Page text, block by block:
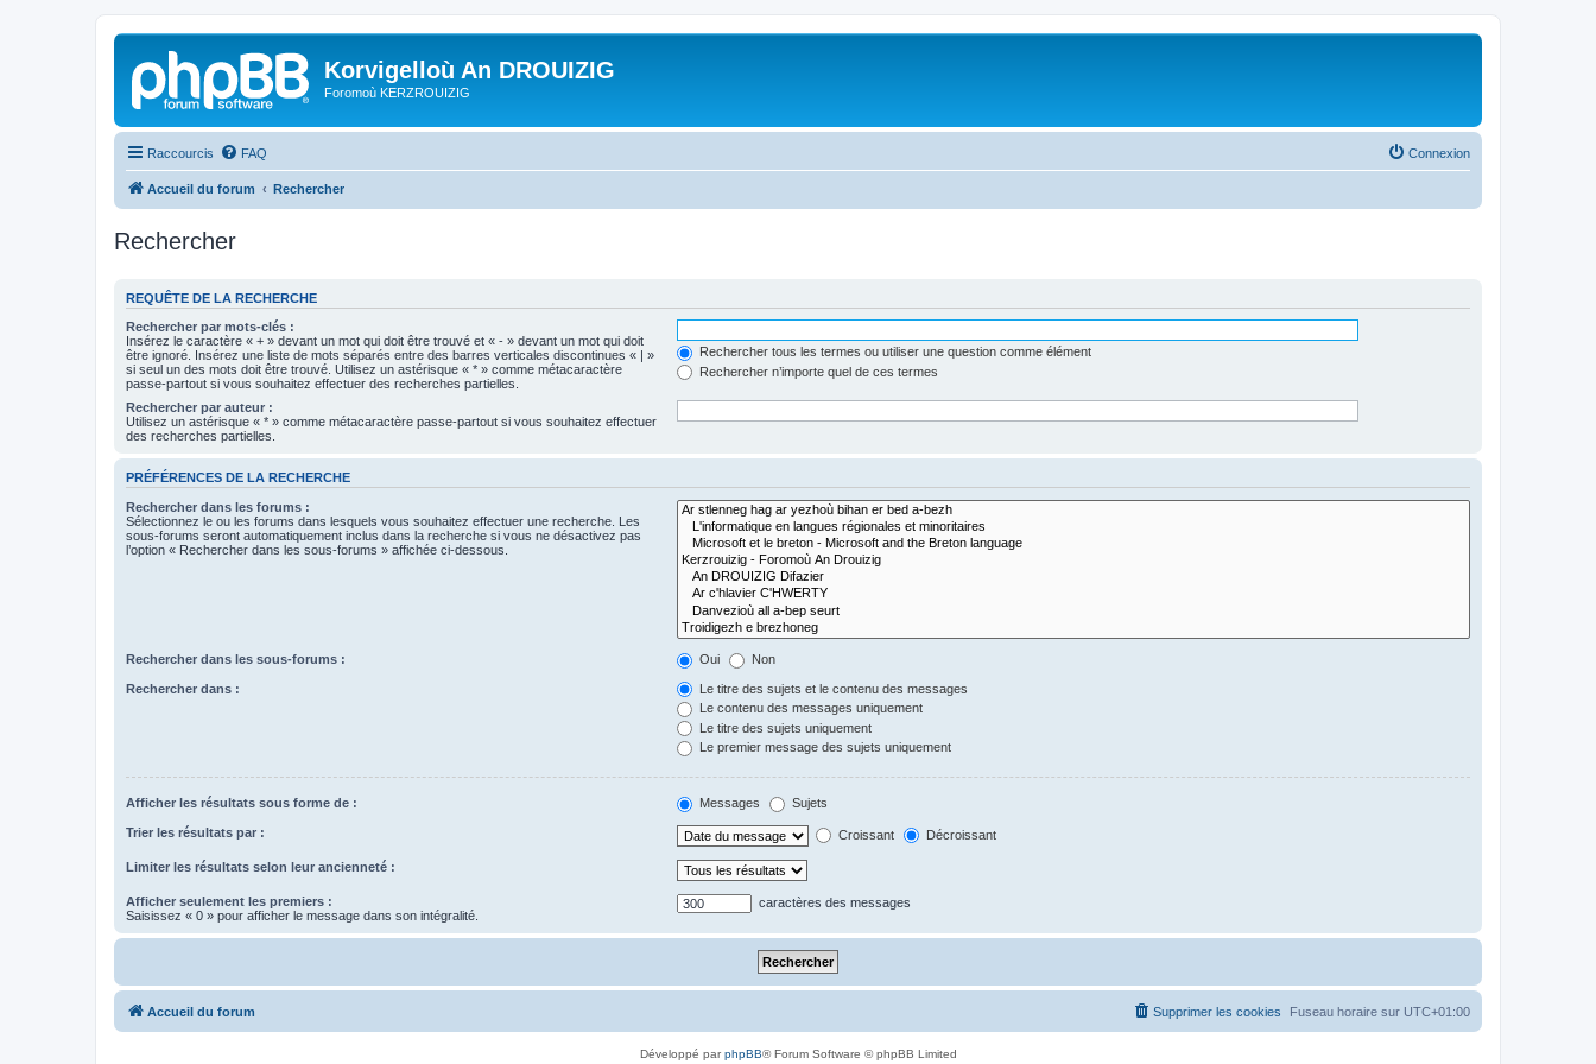
Korvigelloù An DROUIZIG
Foromoù KERZROUIZIG
Raccourcis FAQ Connexion
Accueil du forum Rechercher
Rechercher
REQUÊTE DE LA RECHERCHE
Rechercher par mots-clés :
Insérez le caractère « + » devant un mot qui doit être trouvé et « - » devant un mot qui doit
être ignoré. Insérez une liste de mots séparés entre des barres verticales discontinues « | »
si seul un des mots doit être trouvé. Utilisez un astérisque « * » comme métacaractère
passe-partout si vous souhaitez effectuer des recherches partielles.
Rechercher tous les termes ou utiliser une question comme élément
Rechercher n’importe quel de ces termes
Rechercher par auteur :
Utilisez un astérisque « * » comme métacaractère passe-partout si vous souhaitez effectuer
des recherches partielles.
PRÉFÉRENCES DE LA RECHERCHE
Rechercher dans les forums :
Sélectionnez le ou les forums dans lesquels vous souhaitez effectuer une recherche. Les
sous-forums seront automatiquement inclus dans la recherche si vous ne désactivez pas
l’option « Rechercher dans les sous-forums » affichée ci-dessous.
Rechercher dans les sous-forums : Oui Non
Rechercher dans :
Le titre des sujets et le contenu des messages
Le contenu des messages uniquement
Le titre des sujets uniquement
Le premier message des sujets uniquement
Afficher les résultats sous forme de : Messages Sujets
Trier les résultats par : Croissant Décroissant
Limiter les résultats selon leur ancienneté :
Afficher seulement les premiers :
Saisissez « 0 » pour afficher le message dans son intégralité.
caractères des messages
Accueil du forum Fuseau horaire sur UTC+01:00
Supprimer les cookies
Développé parphpBB® Forum Software © phpBB Limited